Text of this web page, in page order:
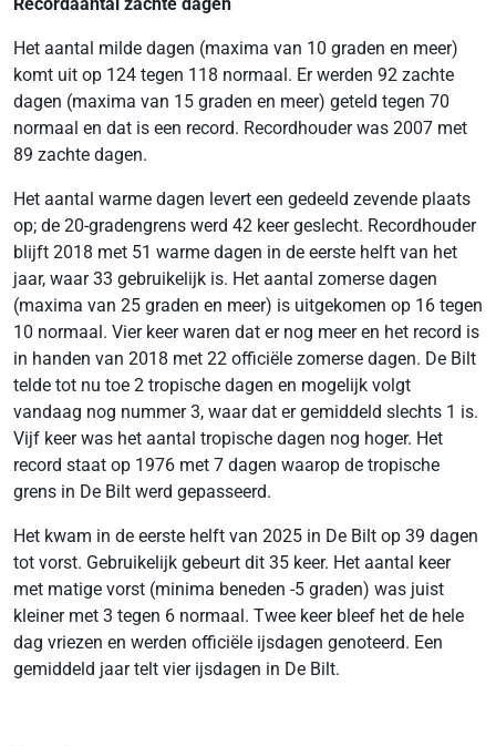
Het aantal milde dagen (maxima van 10 graden en meer)
komt uit op 124 tegen 118 normaal. Er werden 92 zachte
dagen (maxima van 15 graden en meer) geteld tegen 70
normaal en dat is een record. Recordhouder was 2007 met
89 zachte dagen.
Het aantal warme dagen levert een gedeeld zevende plaats
op; de 20-gradengrens werd 42 keer geslecht. Recordhouder
blijft 2018 met 51 warme dagen in de eerste helft van het
jaar, waar 33 gebruikelijk is. Het aantal zomerse dagen
(maxima van 25 graden en meer) is uitgekomen op 16 tegen
10 normaal. Vier keer waren dat er nog meer en het record is
in handen van 2018 met 22 officiële zomerse dagen. De Bilt
telde tot nu toe 2 tropische dagen en mogelijk volgt
vandaag nog nummer 3, waar dat er gemiddeld slechts 1 is.
Vijf keer was het aantal tropische dagen nog hoger. Het
record staat op 1976 met 7 dagen waarop de tropische
grens in De Bilt werd gepasseerd.
Het kwam in de eerste helft van 2025 in De Bilt op 39 dagen
tot vorst. Gebruikelijk gebeurt dit 35 keer. Het aantal keer
met matige vorst (minima beneden -5 graden) was juist
kleiner met 3 tegen 6 normaal. Twee keer bleef het de hele
dag vriezen en werden officiële ijsdagen genoteerd. Een
gemiddeld jaar telt vier ijsdagen in De Bilt.